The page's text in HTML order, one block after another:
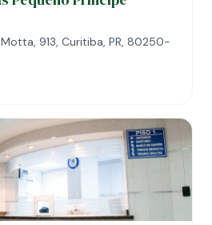
913, Curitiba, PR, 80250-